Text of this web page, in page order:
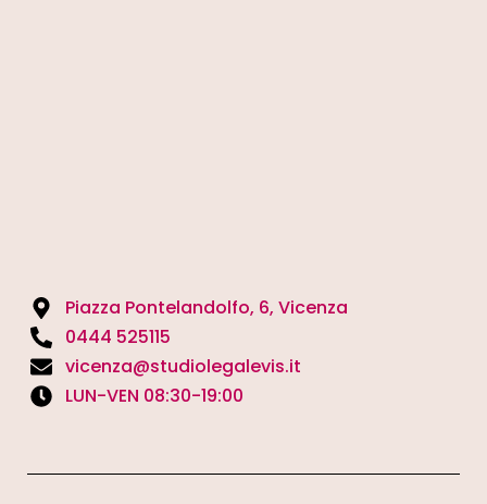
Piazza Pontelandolfo, 6, Vicenza
0444 525115
vicenza@studiolegalevis.it
LUN-VEN 08:30-19:00